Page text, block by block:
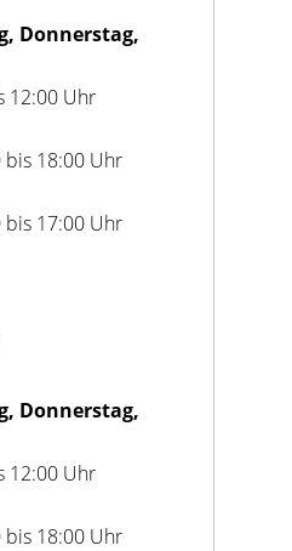
Donnerstag,
12:00 Uhr
bis 18:00 Uhr
bis 17:00 Uhr
Donnerstag,
12:00 Uhr
bis 18:00 Uhr